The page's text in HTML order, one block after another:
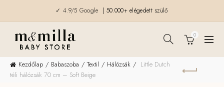
✓ 4.9/5 Google | 50.000+ elégedett szülő
0
Kezdőlap Babaszoba Textil Hálózsák
Little Dutch
téli hálózsák 70 cm – Soft Beige